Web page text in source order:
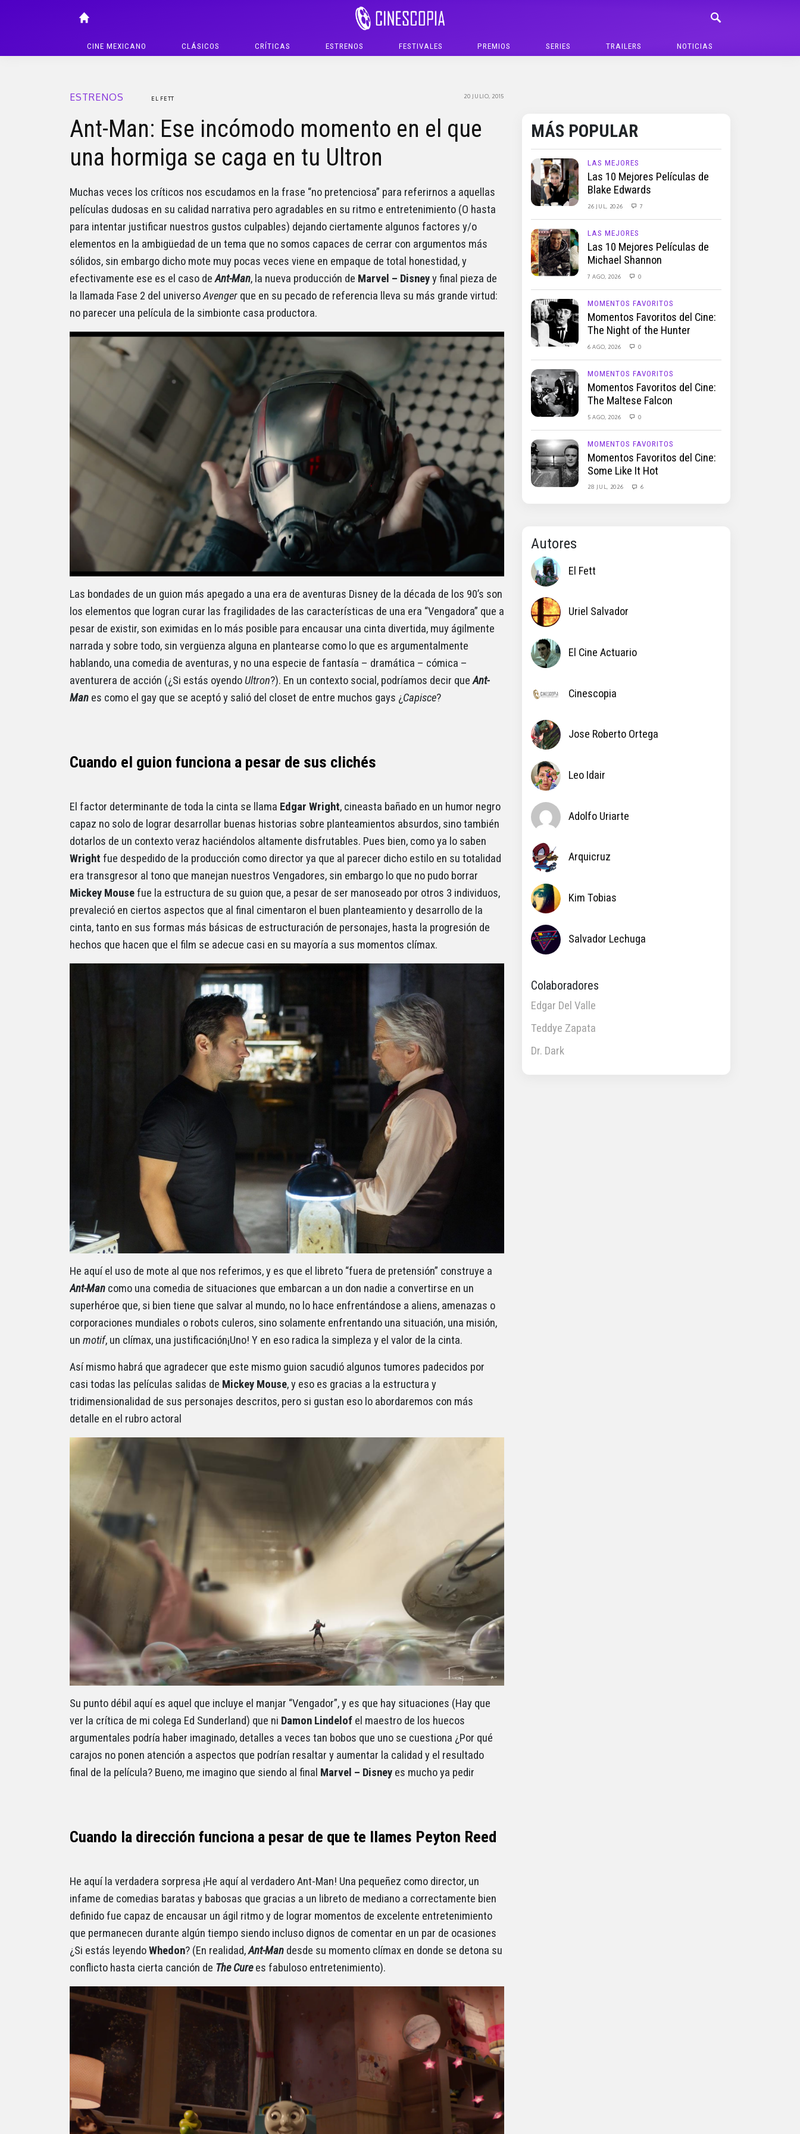
CINE MEXICANO CLÁSICOS CRÍTICAS ESTRENOS FESTIVALES PREMIOS SERIES TRAILERS NOTICIAS
ESTRENOS 20 JULIO, 2015
EL FETT
Ant-Man: Ese incómodo momento en el que
una hormiga se caga en tu Ultron
Muchas veces los críticos nos escudamos en la frase “no pretenciosa” para referirnos a aquellas
películas dudosas en su calidad narrativa pero agradables en su ritmo e entretenimiento (O hasta
para intentar justificar nuestros gustos culpables) dejando ciertamente algunos factores y/o
elementos en la ambigüedad de un tema que no somos capaces de cerrar con argumentos más
sólidos, sin embargo dicho mote muy pocas veces viene en empaque de total honestidad, y
efectivamente ese es el caso deAnt-Man, la nueva producción de Marvel – Disneyy final pieza de
la llamada Fase 2 del universoAvenger que en su pecado de referencia lleva su más grande virtud:
no parecer una película de la simbionte casa productora.
Las bondades de un guion más apegado a una era de aventuras Disney de la década de los 90’s son
los elementos que logran curar las fragilidades de las características de una era “Vengadora” que a
pesar de existir, son eximidas en lo más posible para encausar una cinta divertida, muy ágilmente
narrada y sobre todo, sin vergüenza alguna en plantearse como lo que es argumentalmente
hablando, una comedia de aventuras, y no una especie de fantasía – dramática – cómica –
aventurera de acción (¿Si estás oyendo Ultron?). En un contexto social, podríamos decir queAnt-
Man es como el gay que se aceptó y salió del closet de entre muchos gays ¿Capisce?
Cuando el guion funciona a pesar de sus clichés
El factor determinante de toda la cinta se llama Edgar Wright, cineasta bañado en un humor negro
capaz no solo de lograr desarrollar buenas historias sobre planteamientos absurdos, sino también
dotarlos de un contexto veraz haciéndolos altamente disfrutables. Pues bien, como ya lo saben
Wright fue despedido de la producción como director ya que al parecer dicho estilo en su totalidad
era transgresor al tono que manejan nuestros Vengadores, sin embargo lo que no pudo borrar
Mickey Mousefue la estructura de su guion que, a pesar de ser manoseado por otros 3 individuos,
prevaleció en ciertos aspectos que al final cimentaron el buen planteamiento y desarrollo de la
cinta, tanto en sus formas más básicas de estructuración de personajes, hasta la progresión de
hechos que hacen que el film se adecue casi en su mayoría a sus momentos clímax.
He aquí el uso de mote al que nos referimos, y es que el libreto “fuera de pretensión” construye a
Ant-Man como una comedia de situaciones que embarcan a un don nadie a convertirse en un
superhéroe que, si bien tiene que salvar al mundo, no lo hace enfrentándose a aliens, amenazas o
corporaciones mundiales o robots culeros, sino solamente enfrentando una situación, una misión,
un motif, un clímax, una justificación¡Uno! Y en eso radica la simpleza y el valor de la cinta.
Así mismo habrá que agradecer que este mismo guion sacudió algunos tumores padecidos por
casi todas las películas salidas de Mickey Mouse, y eso es gracias a la estructura y
tridimensionalidad de sus personajes descritos, pero si gustan eso lo abordaremos con más
detalle en el rubro actoral
Su punto débil aquí es aquel que incluye el manjar “Vengador”, y es que hay situaciones (Hay que
ver la crítica de mi colega Ed Sunderland) que ni Damon Lindelof el maestro de los huecos
argumentales podría haber imaginado, detalles a veces tan bobos que uno se cuestiona ¿Por qué
carajos no ponen atención a aspectos que podrían resaltar y aumentar la calidad y el resultado
final de la película? Bueno, me imagino que siendo al final Marvel – Disney es mucho ya pedir
Cuando la dirección funciona a pesar de que te llames Peyton Reed
He aquí la verdadera sorpresa ¡He aquí al verdadero Ant-Man! Una pequeñez como director, un
infame de comedias baratas y babosas que gracias a un libreto de mediano a correctamente bien
definido fue capaz de encausar un ágil ritmo y de lograr momentos de excelente entretenimiento
que permanecen durante algún tiempo siendo incluso dignos de comentar en un par de ocasiones
¿Si estás leyendoWhedon? (En realidad,Ant-Man desde su momento clímax en donde se detona su
conflicto hasta cierta canción de The Curees fabuloso entretenimiento).
MÁS POPULAR
LAS MEJORES
Las 10 Mejores Películas de
Blake Edwards
26 JUL, 2026 7
LAS MEJORES
Las 10 Mejores Películas de
Michael Shannon
7 AGO, 2026 0
MOMENTOS FAVORITOS
Momentos Favoritos del Cine:
The Night of the Hunter
6 AGO, 2026 0
MOMENTOS FAVORITOS
Momentos Favoritos del Cine:
The Maltese Falcon
5 AGO, 2026 0
MOMENTOS FAVORITOS
Momentos Favoritos del Cine:
Some Like It Hot
28 JUL, 2026 6
Autores
El Fett
Uriel Salvador
El Cine Actuario
Cinescopia
Jose Roberto Ortega
Leo Idair
Adolfo Uriarte
Arquicruz
Kim Tobias
Salvador Lechuga
Colaboradores
Edgar Del Valle
Teddye Zapata
Dr. Dark